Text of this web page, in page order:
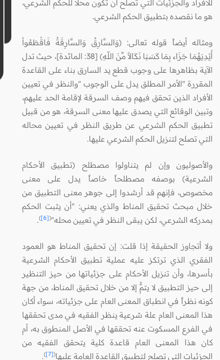
للأفراد والجزئيات التي تصلح أن تكون محلا للحكم الشرعي،
هو ما نقصده بتطبيق الحكم الشرعي.
ومثاله أيضاً قوله تعالى: (وَالسَّارِقُ وَالسَّارِقَةُ فَاقْطَعُواْ
أَيْدِيَهُمَا جَزَاء بِمَا كَسَبَا نَكَالاً مِّنَ اللّهِ) [38: المائدة]، حيث تدل
الآية بظاهرها على وجوب قطع يد السارق بناء على القاعدة
المقررة "الأمر المطلق يدل على الوجوب "والنظر في تعيين
الأفراد الذين تحقق فيهم وصف السرقة لإقامة الحد عليهم،
وتبين الوقائع التي يصدق عليها معنى السرقة، هو من قبيل
تطبيق الحكم الشرعي عن طريق النظر في تعيين محاله
التي تصلح لتنزيل الحكم الشرعي عليها.
والأصوليون وإن لم يتناولوا مصطلح (تطبيق الأحكام
الشرعية) بوصفه مصطلحاً خاصاً يدل على معنى
مخصوص، فإنهم قد أرشدوا إلى جوهر معنى التطبيق من
خلال مبحث تحقيق المناط والذي يعني: "أن يثبت الحكم
بمدركه الشرعي، لكن يبقى النظر في تعيين محله"(
[6]
)
.
ولا أتجاوز الحقيقة إذا قلت: إن تحقيق المناط هو العمود
الفقري الذي ترتكز عليه عملية تطبيق الأحكام الشرعية
بأسرها، وأن تنزيل الأحكام على جزئياتها من حيز التنظير
إلى حيز التطبيق لا يتمُّ إلا من خلال تحقيق المناط، من جهة
كونه نظراً في انطباق المعنى العام على جزئياته، سواء أكان
هذا المعنى العام علة شرعية ينظر الفقيه في مدى تحققها
في الفرع المسكوت عنه تحققها في الأصل المنطوق به، أم
كان هذا المعنى العام قاعدة كلية يتحقق الفقيه من
الجزئيات التي تصلح لتطبيق القاعدة العامة عليها(
[7]
)
.